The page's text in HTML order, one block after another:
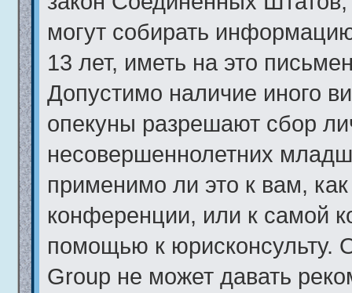
могут собирать
13 лет, иметь на это
Допустимо наличие иного
опекуны разрешают сбор
несовершеннолетних
применимо ли это к вам,
конференции, или к самой
помощью к юрисконсульту.
Group не может давать